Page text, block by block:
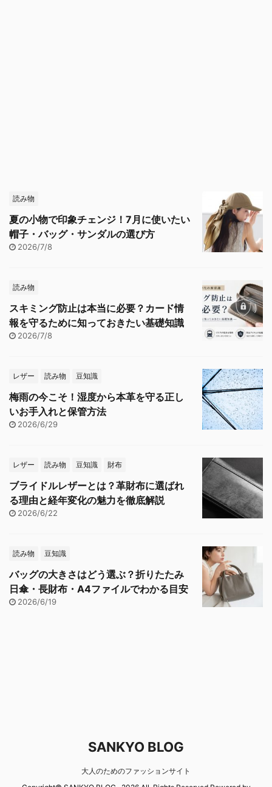
読み物
夏の小物で印象チェンジ！7月に使いたい
帽子・バッグ・サンダルの選び方
2026/7/8
読み物
スキミング防止は本当に必要？カード情
報を守るために知っておきたい基礎知識
2026/7/8
レザー 読み物 豆知識
梅雨の今こそ！湿度から本革を守る正し
いお手入れと保管方法
2026/6/29
レザー 読み物 豆知識 財布
ブライドルレザーとは？革財布に選ばれ
る理由と経年変化の魅力を徹底解説
2026/6/22
読み物 豆知識
バッグの大きさはどう選ぶ？折りたたみ
日傘・長財布・A4ファイルでわかる目安
2026/6/19
SANKYO BLOG
大人のためのファッションサイト